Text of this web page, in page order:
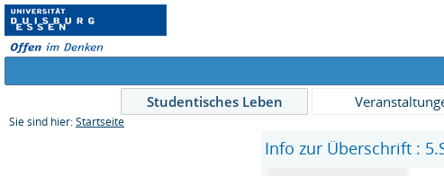
Studentisches Leben
Sie sind hier: Startseite
Info zur Überschrift :